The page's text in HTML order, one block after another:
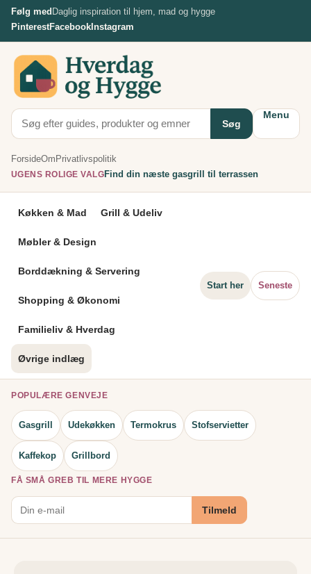
Spring
indhold
Følg med Daglig inspiration til hjem, mad og hygge
PinterestFacebook Instagram
Søg
Menu
ForsideOm Privatlivspolitik
UGENS ROLIGE VALGFind din næste gasgrill til terrassen
Køkken & Mad Grill & Udeliv
Møbler & Design
Borddækning & Servering
Shopping & Økonomi
Familieliv & Hverdag
Øvrige indlæg
Start her Seneste
POPULÆRE GENVEJE
Gasgrill Udekøkken Termokrus Stofservietter
Kaffekop Grillbord
FÅ SMÅ GREB TIL MERE HYGGE
Tilmeld